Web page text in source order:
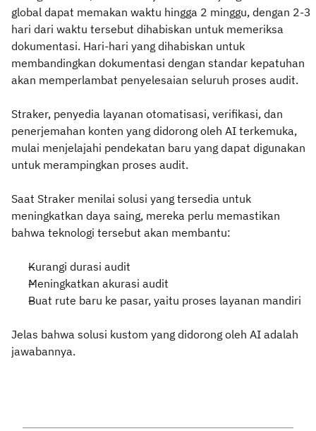
global dapat memakan waktu hingga 2 minggu, dengan 2-3
hari dari waktu tersebut dihabiskan untuk memeriksa
dokumentasi. Hari-hari yang dihabiskan untuk
membandingkan dokumentasi dengan standar kepatuhan
akan memperlambat penyelesaian seluruh proses audit.
Straker, penyedia layanan otomatisasi, verifikasi, dan
penerjemahan konten yang didorong oleh AI terkemuka,
mulai menjelajahi pendekatan baru yang dapat digunakan
untuk merampingkan proses audit.
Saat Straker menilai solusi yang tersedia untuk
meningkatkan daya saing, mereka perlu memastikan
bahwa teknologi tersebut akan membantu:
Kurangi durasi audit
Meningkatkan akurasi audit
Buat rute baru ke pasar, yaitu proses layanan mandiri
Jelas bahwa solusi kustom yang didorong oleh AI adalah
jawabannya.